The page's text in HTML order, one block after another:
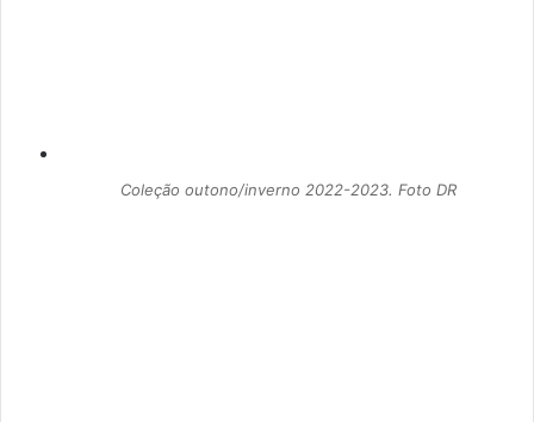
Coleção outono/inverno 2022-2023. Foto DR